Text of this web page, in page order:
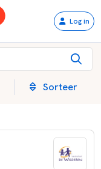
Log in
Sorteer